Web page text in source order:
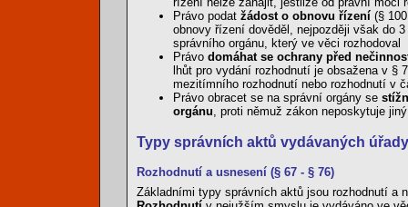
Právo podat žádost o obnovu řízení (§
obnovy řízení dověděl, nejpozději však do
správního orgánu, který ve věci rozhodoval
Právo domáhat se ochrany před
lhůt pro vydání rozhodnutí je obsažena v §
mezitímního rozhodnutí nebo rozhodnutí v
Právo obracet se na správní orgány se
orgánu , proti němuž zákon neposkytuje
Typy správních aktů vydávaných úřady
Rozhodnutí a usnesení (§ 67 - § 76)
Základními typy správních aktů jsou rozhodnutí a